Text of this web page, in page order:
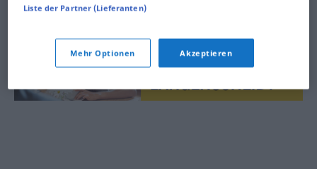
Liste der Partner (Lieferanten)
Mehr Optionen Akzeptieren